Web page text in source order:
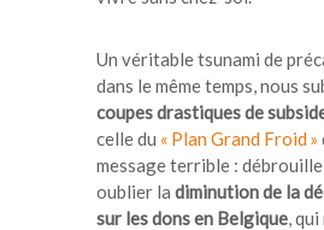
Un véritable tsunami de
dans le même temps, nous
coupes drastiques de
celle du « Plan Grand Froid »
message terrible :
oublier la diminution de la
sur les dons en Belgique,